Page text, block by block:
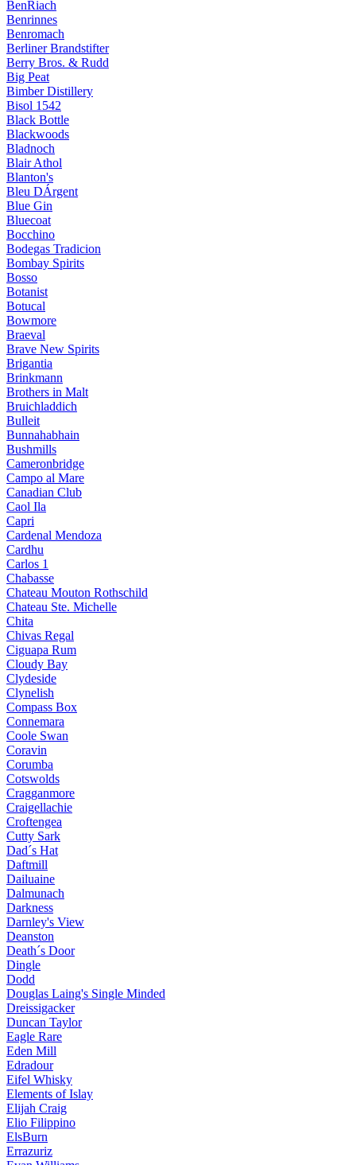
BenRiach
Benrinnes
Benromach
Berliner Brandstifter
Berry Bros. & Rudd
Big Peat
Bimber Distillery
Bisol 1542
Black Bottle
Blackwoods
Bladnoch
Blair Athol
Blanton's
Bleu DÁrgent
Blue Gin
Bluecoat
Bocchino
Bodegas Tradicion
Bombay Spirits
Bosso
Botanist
Botucal
Bowmore
Braeval
Brave New Spirits
Brigantia
Brinkmann
Brothers in Malt
Bruichladdich
Bulleit
Bunnahabhain
Bushmills
Cameronbridge
Campo al Mare
Canadian Club
Caol Ila
Capri
Cardenal Mendoza
Cardhu
Carlos 1
Chabasse
Chateau Mouton Rothschild
Chateau Ste. Michelle
Chita
Chivas Regal
Ciguapa Rum
Cloudy Bay
Clydeside
Clynelish
Compass Box
Connemara
Coole Swan
Coravin
Corumba
Cotswolds
Cragganmore
Craigellachie
Croftengea
Cutty Sark
Dad´s Hat
Daftmill
Dailuaine
Dalmunach
Darkness
Darnley's View
Deanston
Death´s Door
Dingle
Dodd
Douglas Laing's Single Minded
Dreissigacker
Duncan Taylor
Eagle Rare
Eden Mill
Edradour
Eifel Whisky
Elements of Islay
Elijah Craig
Elio Filippino
ElsBurn
Errazuriz